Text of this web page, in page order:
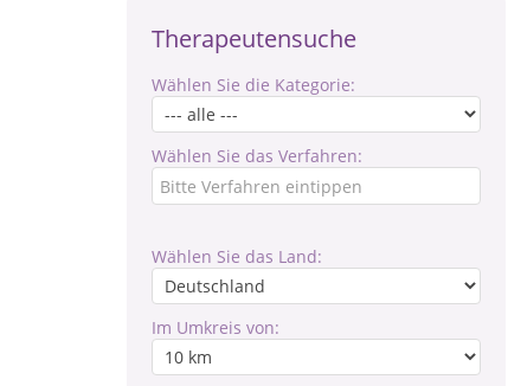
Therapeutensuche
Wählen Sie die Kategorie:
Wählen Sie das Verfahren:
Wählen Sie das Land:
Im Umkreis von: